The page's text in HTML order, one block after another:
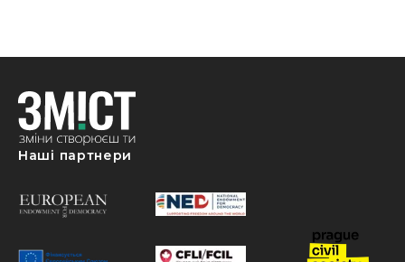
Наші партнери